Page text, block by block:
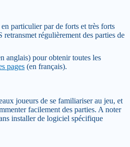
particulier par de forts et très forts
régulièrement des parties de
anglais) pour obtenir toutes les
pages (en français).
joueurs de se familiariser au jeu, et
facilement des parties. A noter
installer de logiciel spécifique